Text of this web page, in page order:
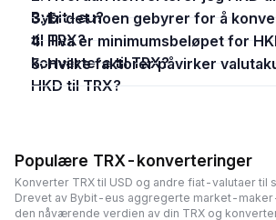
Bybit-eu?
3. Er det noen gebyrer for å konvertere HKD
til TRX?
4. Hva er minimumsbeløpet for HKD jeg kan
konvertere til TRX?
5. Hvilke faktorer påvirker valutakursen fra
HKD til TRX?
Populære TRX-konverteringer
Konverter TRX til USD og andre fiat-valutaer til
Drevet av Bybit-eus aggregerte market-
den nåværende verdien av din TRX og